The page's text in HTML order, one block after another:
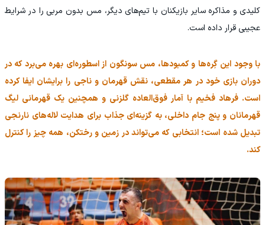
کلیدی و مذاکره سایر بازیکنان با تیم‌های دیگر، مس بدون مربی را در شرایط
عجیبی قرار داده است.
با وجود این گِره‌ها و کمبودها، مس سونگون از اسطوره‌ای بهره می‌برد که در
دوران بازی خود در هر مقطعی، نقش قهرمان و ناجی را برایشان ایفا کرده
است. فرهاد فخیم با آمار فوق‌العاده گلزنی و همچنین یک قهرمانی لیگ
قهرمانان و پنج جام داخلی، به گزینه‌ای جذاب برای هدایت لاله‌های نارنجی
تبدیل شده است؛ انتخابی که می‌تواند در زمین و رختکن، همه چیز را کنترل
کند.